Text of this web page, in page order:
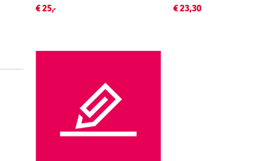
€ 25,-
€ 23,30